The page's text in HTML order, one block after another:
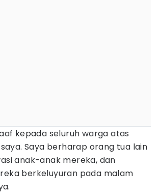
kepada seluruh warga atas
Saya berharap orang tua lain
anak-anak mereka, dan
berkeluyuran pada malam